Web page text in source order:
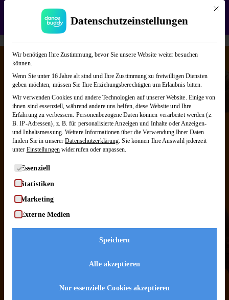
WEDDING SEASON SALE:
Hochzeitstanzkurse!Verwerfen
Salsa
Salsa steht für heiße Latino-Rhythmen,
Lebensfreude und dieses besondere
Gefühl, wenn Musik und Bewegung eins
werden. Bei dancebuddy lernt ihr Salsa
Grundschritt bis zu abwechslungsreichen
Figuren und Kombinationen.
Mit
Datenschutzeinstellungen
Wir benötigen Ihre Zustimmung, bevor Sie unsere Website weiter besuchen
können.
Wenn Sie unter 16 Jahre alt sind und Ihre Zustimmung zu freiwilligen Diensten
geben möchten, müssen Sie Ihre Erziehungsberechtigten um Erlaubnis bitten.
Wir verwenden Cookies und andere Technologien auf unserer Website. Einige von
ihnen sind essenziell, während andere uns helfen, diese Website und Ihre
Erfahrung zu verbessern. Personenbezogene Daten können verarbeitet werden (z.
B. IP-Adressen), z. B. für personalisierte Anzeigen und Inhalte oder Anzeigen-
und Inhaltsmessung. Weitere Informationen über die Verwendung Ihrer Daten
finden Sie in unsererDatenschutzerklärung. Sie können Ihre Auswahl jederzeit
unter Einstellungenwiderrufen oder anpassen.
Es folgt eine Liste der Service-Gruppen, für die eine
Essenziell
Statistiken
Marketing
Externe Medien
Speichern
Alle akzeptieren
Nur essenzielle Cookies akzeptieren